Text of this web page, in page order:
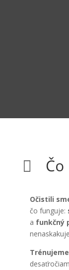

Očistili
čo funguje:
a funkčný
Trénujeme